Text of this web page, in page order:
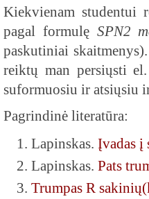
Kiekvienam studentui
pagal formulę SPN2
paskutiniai
reiktų man persiųsti
suformuosiu ir atsiųsiu
Pagrindinė literatūra:
Lapinskas. Įvadas į
Lapinskas. Pats
Trumpas R